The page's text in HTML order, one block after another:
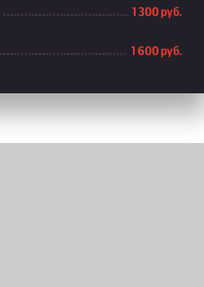
1 300 руб.
1 600 руб.